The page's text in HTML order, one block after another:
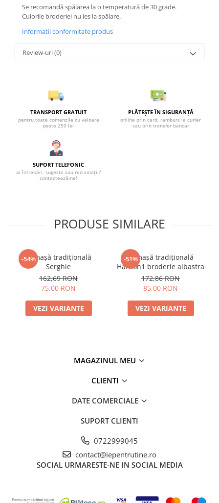
Se recomandă spălarea la o temperatură de 30 grade.
Culorile broderiei nu ies la spălare.
Informatii conformitate produs
Review-uri(0)
TRANSPORT GRATUIT
pentru toate comenzile cu valoare
peste 250 lei
PLĂTEȘTE ÎN SIGURANȚĂ
online prin card, ramburs la curier
sau prin transfer bancar
SUPORT TELEFONIC
ai întrebări, sugestii sau reclamații?
contactează-ne!
PRODUSE SIMILARE
-54%
Cămașă tradițională
Serghie
162,69 RON
75,00 RON
VEZI VARIANTE
-51%
Cămașă tradițională
Hariton1 broderie albastra
172,86 RON
85,00 RON
VEZI VARIANTE
MAGAZINUL MEU
CLIENTI
DATE COMERCIALE
SUPORT CLIENTI
0722999045
contact@iepentrutine.ro
SOCIAL URMARESTE-NE IN SOCIAL MEDIA